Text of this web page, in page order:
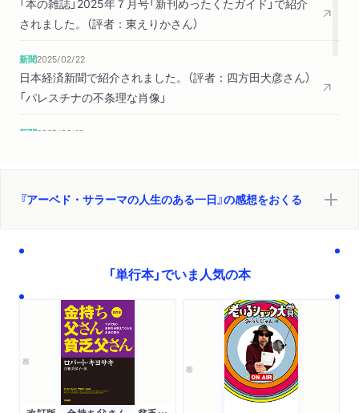
「本の雑誌」2025年７月号「新刊めったくたガイド」で紹介
されました。（評者：東えりかさん）
新聞2025/02/22
日本経済新聞で紹介されました。（評者：四方田犬彦さん）
「パレスチナの不条理な肖像」
新聞2025/02/16
新聞 2025/02/01
「占領下の日常で起きた悲劇」
『アーベド・サラーマの人生のある一日』の感想をおくる
「単行本」でいま人気の本